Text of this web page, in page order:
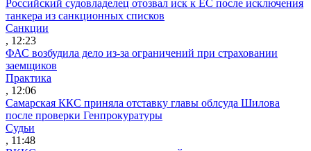
Российский судовладелец отозвал иск к ЕС после исключения
танкера из санкционных списков
Санкции
, 12:23
ФАС возбудила дело из-за ограничений при страховании
заемщиков
Практика
, 12:06
Самарская ККС приняла отставку главы облсуда Шилова
после проверки Генпрокуратуры
Судьи
, 11:48